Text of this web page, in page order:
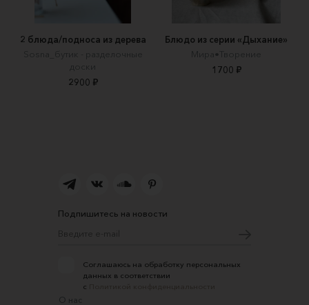
2 блюда/подноса из дерева
Sosna_бутик - разделочные
доски
2900 ₽
Блюдо из серии «Дыхание»
Мира•Творение
1700 ₽
Подпишитесь на новости
Соглашаюсь на обработку персональных
данных в соответствии
с
О нас